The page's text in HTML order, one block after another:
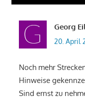
Georg
20. April
Noch mehr
Hinweise
Sind ernst zu